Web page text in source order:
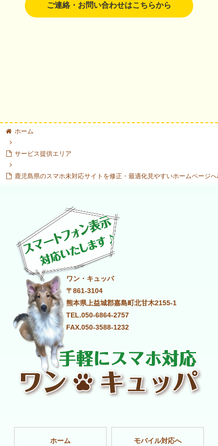
ご連絡・お問い合わせはこちらから
ホーム
サービス提供エリア
鹿児島県のスマホ未対応サイトを修正・最適化見やすいホームページ
ワン・キュッパ
〒861-3104
熊本県上益城郡嘉島町北甘木2155-1
TEL.050-6864-2757
FAX.050-3588-1232
ホーム モバイル対応へ